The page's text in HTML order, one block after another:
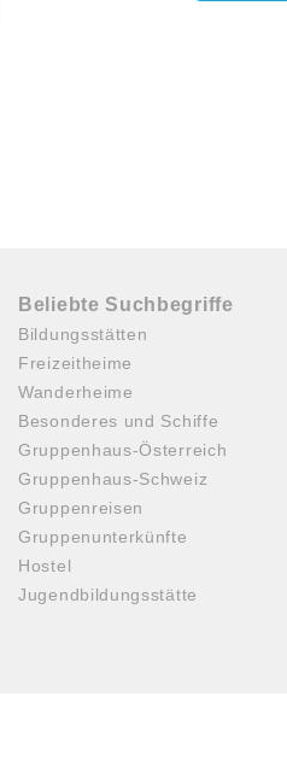
Beliebte Suchbegriffe
Bildungsstätten
Freizeitheime
Wanderheime
Besonderes und Schiffe
Gruppenhaus-Österreich
Gruppenhaus-Schweiz
Gruppenreisen
Gruppenunterkünfte
Hostel
Jugendbildungsstätte